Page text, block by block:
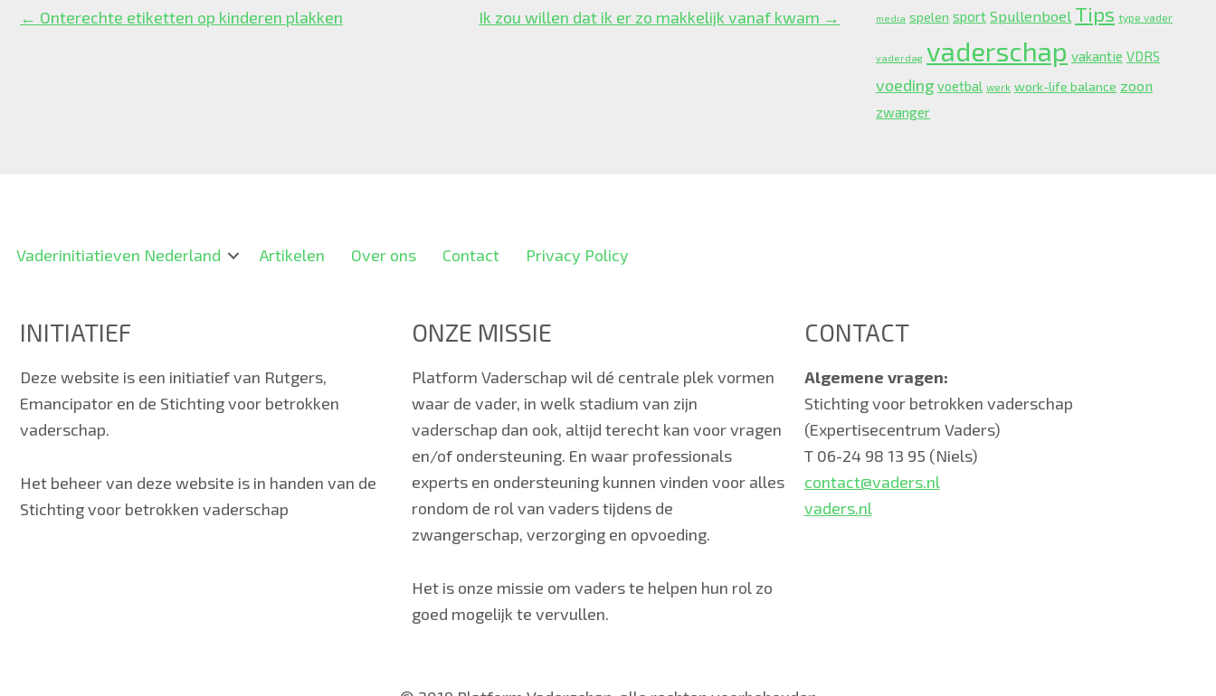
Posts
← Onterechte etiketten op kinderen plakken Ik zou willen dat ik er zo makkelijk vanaf kwam → media spelen sport Spullenboel Tips type vader
vaderdag vaderschap vakantie VDRS
voeding voetbal werk work-life balance zoon
zwanger
Vaderinitiatieven Nederland Artikelen Over ons Contact Privacy Policy
INITIATIEF
Deze website is een initiatief van Rutgers,
Emancipator en de Stichting voor betrokken
vaderschap.
Het beheer van deze website is in handen van de
Stichting voor betrokken vaderschap
ONZE MISSIE
Platform Vaderschap wil dé centrale plek vormen
waar de vader, in welk stadium van zijn
vaderschap dan ook, altijd terecht kan voor vragen
en/of ondersteuning. En waar professionals
experts en ondersteuning kunnen vinden voor alles
rondom de rol van vaders tijdens de
zwangerschap, verzorging en opvoeding.
Het is onze missie om vaders te helpen hun rol zo
goed mogelijk te vervullen.
CONTACT
Algemene vragen:
Stichting voor betrokken vaderschap
(Expertisecentrum Vaders)
T 06-24 98 13 95 (Niels)
contact@vaders.nl
vaders.nl